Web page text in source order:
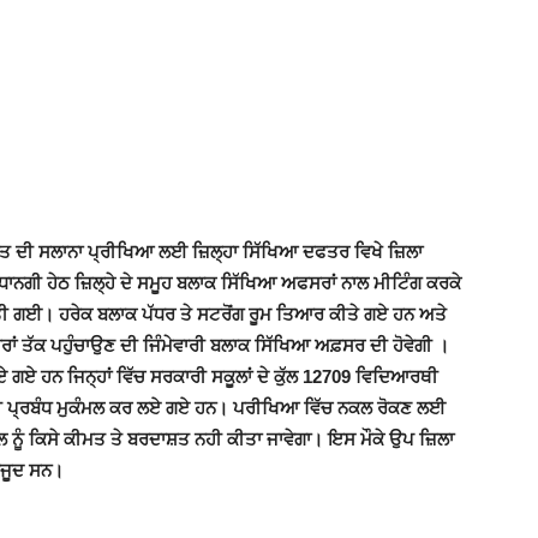
ਦੀ ਸਲਾਨਾ ਪ੍ਰੀਖਿਆ ਲਈ ਜ਼ਿਲ੍ਹਾ ਸਿੱਖਿਆ ਦਫਤਰ ਵਿਖੇ ਜ਼ਿਲਾ
ਹੇਠ ਜ਼ਿਲ੍ਹੇ ਦੇ ਸਮੂਹ ਬਲਾਕ ਸਿੱਖਿਆ ਅਫਸਰਾਂ ਨਾਲ ਮੀਟਿੰਗ ਕਰਕੇ
ਗਈ। ਹਰੇਕ ਬਲਾਕ ਪੱਧਰ ਤੇ ਸਟਰੋਂਗ ਰੂਮ ਤਿਆਰ ਕੀਤੇ ਗਏ ਹਨ ਅਤੇ
ਤੱਕ ਪਹੁੰਚਾਉਣ ਦੀ ਜਿੰਮੇਵਾਰੀ ਬਲਾਕ ਸਿੱਖਿਆ ਅਫ਼ਸਰ ਦੀ ਹੋਵੇਗੀ ।
ਹਨ ਜਿਨ੍ਹਾਂ ਵਿੱਚ ਸਰਕਾਰੀ ਸਕੂਲਾਂ ਦੇ ਕੁੱਲ 12709 ਵਿਦਿਆਰਥੀ
ਪ੍ਰਬੰਧ ਮੁਕੰਮਲ ਕਰ ਲਏ ਗਏ ਹਨ। ਪਰੀਖਿਆ ਵਿੱਚ ਨਕਲ ਰੋਕਣ ਲਈ
ਕਿਸੇ ਕੀਮਤ ਤੇ ਬਰਦਾਸ਼ਤ ਨਹੀ ਕੀਤਾ ਜਾਵੇਗਾ। ਇਸ ਮੌਕੇ ਉਪ ਜ਼ਿਲਾ
ਸਨ।